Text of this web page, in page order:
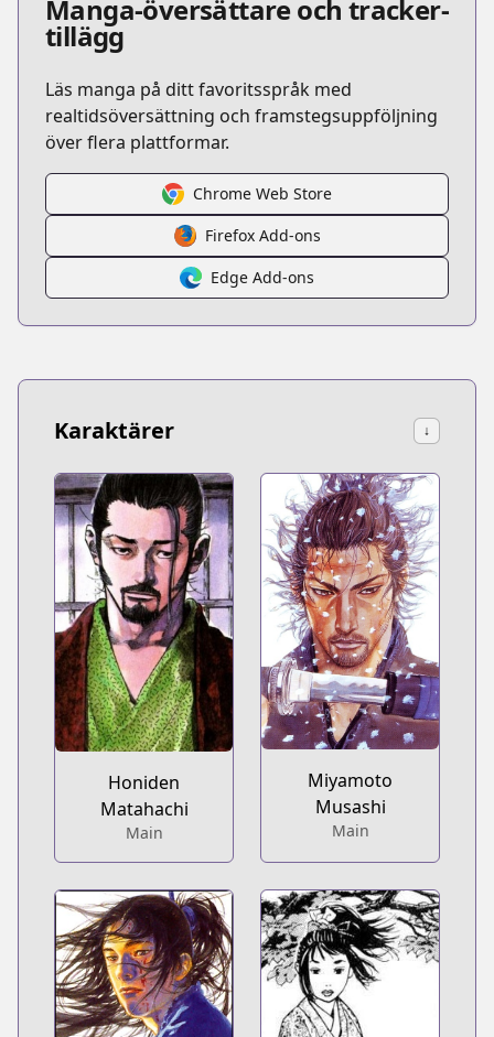
Manga-översättare och tracker-
tillägg
Läs manga på ditt favoritsspråk med
realtidsöversättning och framstegsuppföljning
över flera plattformar.
Chrome Web Store
Firefox Add-ons
Edge Add-ons
Karaktärer ↓
Honiden
Matahachi
Main
Miyamoto
Musashi
Main